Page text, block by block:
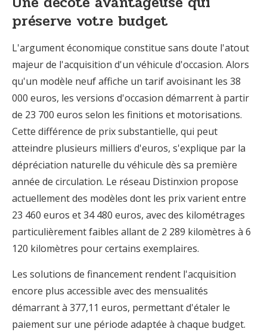
préserve votre budget
L'argument économique constitue sans doute l'atout
majeur de l'acquisition d'un véhicule d'occasion. Alors
qu'un modèle neuf affiche un tarif avoisinant les 38
000 euros, les versions d'occasion démarrent à partir
de 23 700 euros selon les finitions et motorisations.
Cette différence de prix substantielle, qui peut
atteindre plusieurs milliers d'euros, s'explique par la
dépréciation naturelle du véhicule dès sa première
année de circulation. Le réseau Distinxion propose
actuellement des modèles dont les prix varient entre
23 460 euros et 34 480 euros, avec des kilométrages
particulièrement faibles allant de 2 289 kilomètres à 6
120 kilomètres pour certains exemplaires.
Les solutions de financement rendent l'acquisition
encore plus accessible avec des mensualités
démarrant à 377,11 euros, permettant d'étaler le
paiement sur une période adaptée à chaque budget.